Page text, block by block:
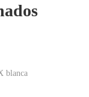
blanca